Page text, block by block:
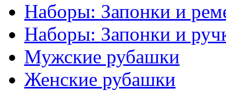
Наборы: Запонки и
Наборы: Запонки и
Мужские рубашки
Женские рубашки